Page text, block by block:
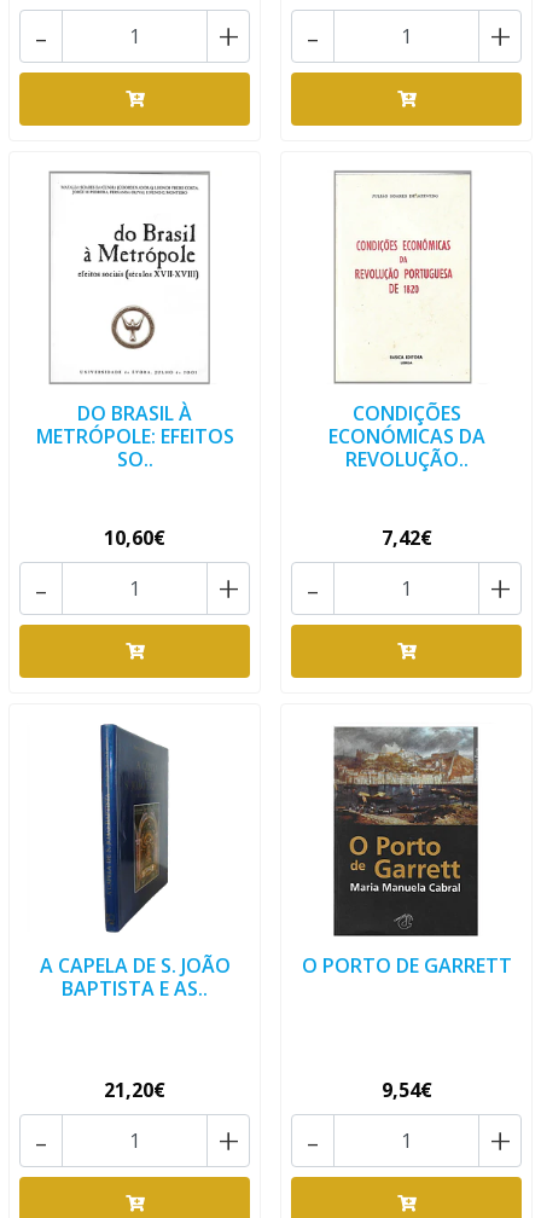
+
- +
-
DO BRASIL À
METRÓPOLE: EFEITOS
SO..
10,60€
+
-
CONDIÇÕES
ECONÓMICAS DA
REVOLUÇÃO..
7,42€
+
-
A CAPELA DE S. JOÃO
BAPTISTA E AS..
21,20€
+
-
O PORTO DE GARRETT
9,54€
+
-